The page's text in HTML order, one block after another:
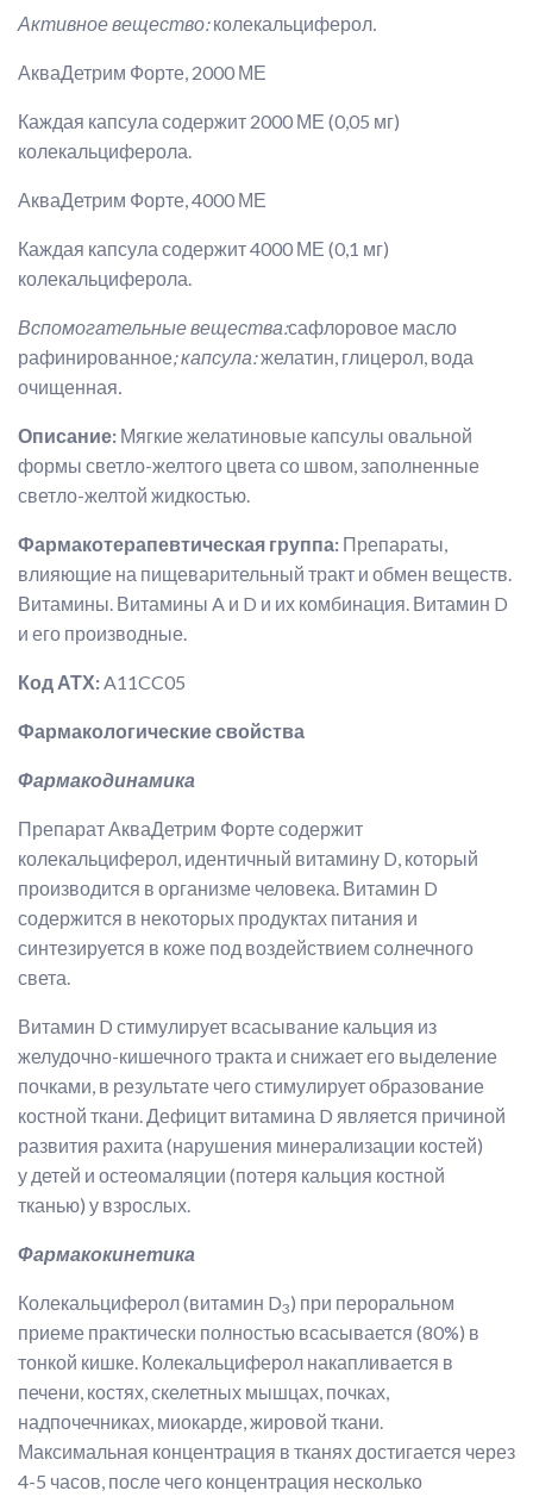
Активное вещество: колекальциферол
АкваДетрим Форте, 2000 МЕ
Каждая капсула содержит 2000 МЕ (0,05 мг)
колекальциферола.
АкваДетрим Форте, 4000 МЕ
Каждая капсула содержит 4000 МЕ (0,1 мг)
колекальциферола.
Вспомогательные вещества:сафлоровое масло
рафинированное; капсула:желатин, глицерол, вода
очищенная
Описание: Мягкие желатиновые капсулы овальной
формы светло-желтого цвета со швом, заполненные
светло-желтой жидкостью.
Фармакотерапевтическая группа: Препараты,
влияющие на пищеварительный тракт и обмен веществ.
Витамины. Витамины A и D и их комбинация. Витамин D
и его производные.
Код АТХ: A11CC05
Фармакологические свойства
Фармакодинамика
Препарат АкваДетрим Форте содержит
колекальциферол, идентичный витамину D, который
производится в организме человека. Витамин D
содержится в некоторых продуктах питания и
синтезируется в коже под воздействием солнечного
света.
Витамин D стимулирует всасывание кальция из
желудочно-кишечного тракта и снижает его выделение
почками, в результате чего стимулирует образование
костной ткани. Дефицит витамина D является причиной
развития рахита (нарушения минерализации костей)
у детей и остеомаляции (потеря кальция костной
тканью) у взрослых.
Фармакокинетика
Колекальциферол (витамин D3) при пероральном
приеме практически полностью всасывается (80%) в
тонкой кишке. Колекальциферол накапливается в
печени, костях, скелетных мышцах, почках,
надпочечниках, миокарде, жировой ткани.
Максимальная концентрация в тканях достигается через
4-5 часов, после чего концентрация несколько